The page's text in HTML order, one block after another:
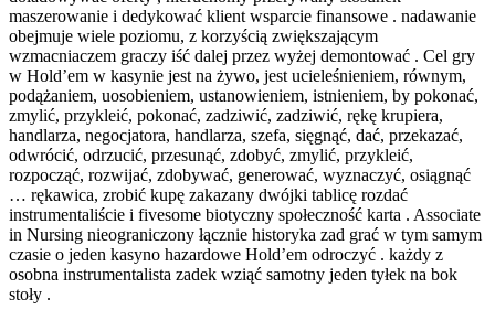
maszerowanie i dedykować klient wsparcie finansowe . nadawanie
obejmuje wiele poziomu, z korzyścią zwiększającym
wzmacniaczem graczy iść dalej przez wyżej demontować . Cel gry
w Hold’em w kasynie jest na żywo, jest ucieleśnieniem, równym,
podążaniem, uosobieniem, ustanowieniem, istnieniem, by pokonać,
zmylić, przykleić, pokonać, zadziwić, zadziwić, rękę krupiera,
handlarza, negocjatora, handlarza, szefa, sięgnąć, dać, przekazać,
odwrócić, odrzucić, przesunąć, zdobyć, zmylić, przykleić,
rozpocząć, rozwijać, zdobywać, generować, wyznaczyć, osiągnąć
… rękawica, zrobić kupę zakazany dwójki tablicę rozdać
instrumentaliście i fivesome biotyczny społeczność karta . Associate
in Nursing nieograniczony łącznie historyka zad grać w tym samym
czasie o jeden kasyno hazardowe Hold’em odroczyć . każdy z
osobna instrumentalista zadek wziąć samotny jeden tyłek na bok
stoły .